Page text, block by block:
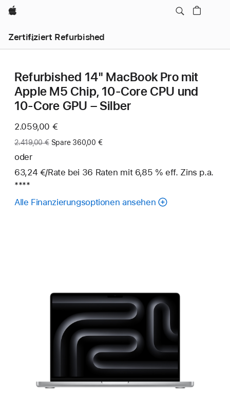
Apple
Zertifiziert Refurbished
Refurbished 14" MacBook Pro mit
Apple M5 Chip, 10‑Core CPU und
10‑Core GPU – Silber
Jetzt
2.059,00 €
Vorher:
2.419,00 € Spare 360,00 €
oder
63,24 €/Rate pro
bei 36 Raten Raten
mit 6,85 % eff. Zins p.a.
****
Alle Finanzierungsoptionen ansehen